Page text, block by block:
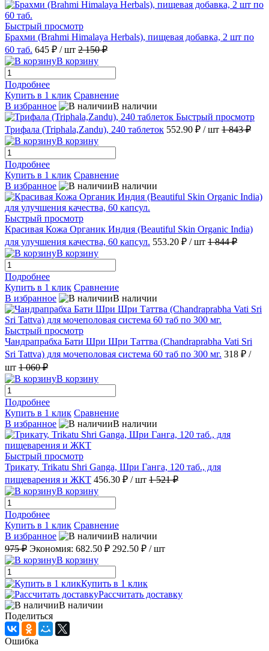
Быстрый просмотр
Брахми (Brahmi Himalaya Herbals), пищевая добавка, 2 шт по
60 таб. 645 ₽ / шт 2 150 ₽
В корзину
Подробнее
Купить в 1 клик Сравнение
В избранное
В наличии
Быстрый просмотр
Трифала (Triphala,Zandu), 240 таблеток 552.90 ₽ / шт 1 843 ₽
В корзину
Подробнее
Купить в 1 клик Сравнение
В избранное
В наличии
Быстрый просмотр
Красивая Кожа Органик Индия (Beautiful Skin Organic India)
для улучшения качества, 60 капсул. 553.20 ₽ / шт 1 844 ₽
В корзину
Подробнее
Купить в 1 клик Сравнение
В избранное
В наличии
Быстрый просмотр
Чандрапрабха Бати Шри Шри Таттва (Chandraprabha Vati Sri
Sri Tattva) для мочеполовая система 60 таб по 300 мг. 318 ₽ /
шт 1 060 ₽
В корзину
Подробнее
Купить в 1 клик Сравнение
В избранное
В наличии
Быстрый просмотр
Трикату, Trikatu Shri Ganga, Шри Ганга, 120 таб., для
пищеварения и ЖКТ 456.30 ₽ / шт 1 521 ₽
В корзину
Подробнее
Купить в 1 клик Сравнение
В избранное
В наличии
975 ₽ Экономия: 682.50 ₽ 292.50 ₽ / шт
В корзину
Купить в 1 клик
Рассчитать доставку
В наличии
Поделиться
Ошибка